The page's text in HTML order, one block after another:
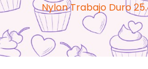
Nylon Trabajo Duro